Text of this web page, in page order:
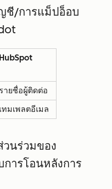
ชี/การแม็ปอ็อบ
HubSpot
รายชื่อผู้ติดต่อ
เทมเพลตอีเมล
นร่วมของ
ารโอนหลังการ